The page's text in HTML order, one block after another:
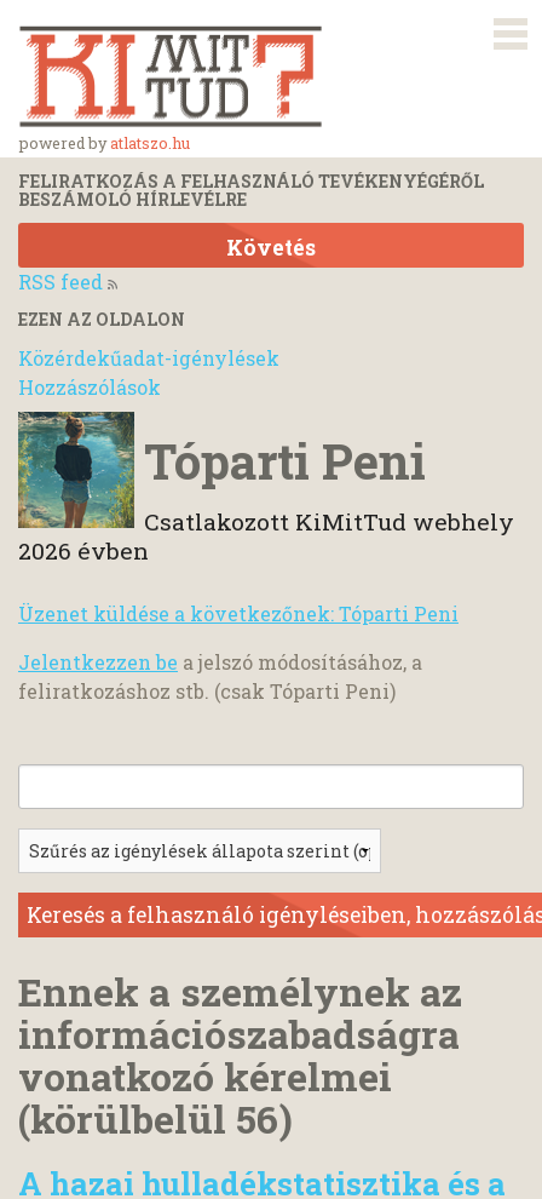
powered byatlatszo.hu
FELIRATKOZÁS A FELHASZNÁLÓ TEVÉKENYÉGÉRŐL
BESZÁMOLÓ HÍRLEVÉLRE
Követés
RSS feed
EZEN AZ OLDALON
Közérdekűadat-igénylések
Hozzászólások
Tóparti Peni
Csatlakozott KiMitTud webhely
2026 évben
Üzenet küldése a következőnek: Tóparti Peni
Jelentkezzen be a jelszó módosításához, a
feliratkozáshoz stb. (csak Tóparti Peni)
Ennek a személynek az
információszabadságra
vonatkozó kérelmei
(körülbelül 56)
A hazai hulladékstatisztika és a